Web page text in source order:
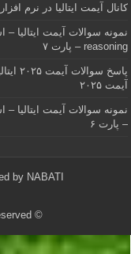
کانال آیمت ایتالیا در نرم
reasoning – پارت ۷
آیمت ۲۰۲۵
– پارت ۶
by NABATI
© Copyright 2026, All Rights Reserved